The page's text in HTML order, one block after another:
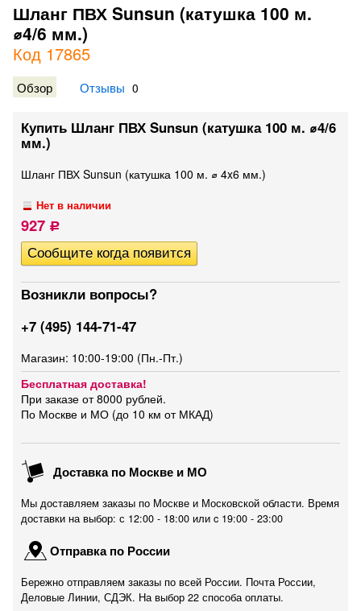
Шланг ПВХ Sunsun (катушка 100 м.
⌀4/6 мм.)
Код 17865
Обзор Отзывы 0
Купить Шланг ПВХ Sunsun (катушка 100 м. ⌀4/6
мм.)
Шланг ПВХ Sunsun (катушка 100 м. ⌀ 4x6 мм.)
Нет в наличии
927 Р
Возникли вопросы?
+7 (495) 144-71-47
Магазин: 10:00-19:00 (Пн.-Пт.)
Бесплатная доставка!
При заказе от 8000 рублей.
По Москве и МО (до 10 км от МКАД)
Доставка по Москве и МО
Мы доставляем заказы по Москве и Московской области. Время
доставки на выбор: с 12:00 - 18:00 или c 19:00 - 23:00
Отправка по России
Бережно отправляем заказы по всей России. Почта России,
Деловые Линии, СДЭК. На выбор 22 способа оплаты.